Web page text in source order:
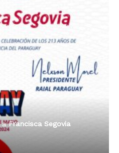
Oro 2024
aFrancisca Segovia
aFrancisca Segovia
Radio Tribuna Abierta
Radio Tribuna Abierta
Oñondivepa Paraguay
Paraguayo
aFrancisca Segovia